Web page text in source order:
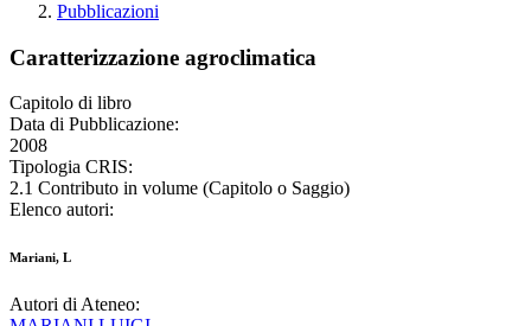
Pubblicazioni
Caratterizzazione agroclimatica
Capitolo di libro
Data di Pubblicazione:
2008
Tipologia CRIS:
2.1 Contributo in volume (Capitolo o Saggio)
Elenco autori:
Mariani, L
Autori di Ateneo: